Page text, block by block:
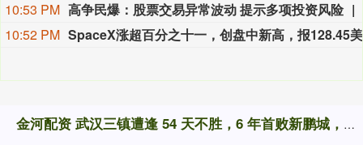
10:53 PM 高争民爆：股票交易异常波动 提示多项投资风险
10:52 PM
金河配资 武汉三镇遭逢 54 天不胜，6 年首败新鹏城，创下4项破纪录事件